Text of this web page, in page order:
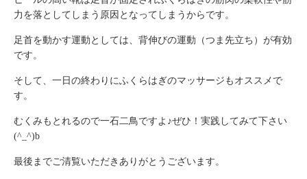
力を落としてしまう原因となってしまうからです。
足首を動かす運動としては、背伸びの運動（つま先立ち）が有効
です。
そして、一日の終わりにふくらはぎのマッサージもオススメで
す。
むくみもとれるので一石二鳥ですよ♪ぜひ！実践してみて下さい
(^_^)b
最後までご清覧いただきありがとうございます。